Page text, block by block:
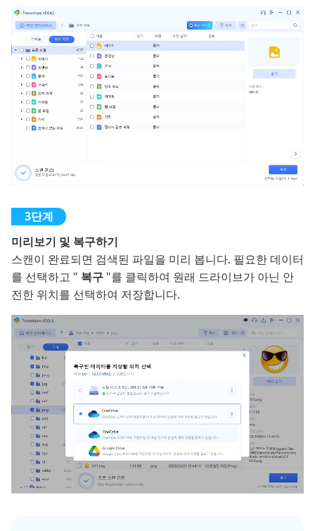
미리보기 및 복구하기
스캔이 완료되면 검색된 파일을 미리 봅니다. 필요한 데이터
를 선택하고 " 복구 "를 클릭하여 원래 드라이브가 아닌 안
전한 위치를 선택하여 저장합니다.